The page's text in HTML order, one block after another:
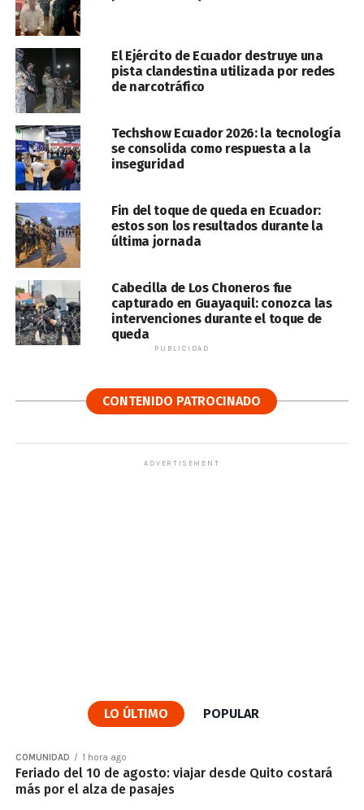
El Ejército de Ecuador destruye una
pista clandestina utilizada por redes
de narcotráfico
Techshow Ecuador 2026: la tecnología
se consolida como respuesta a la
inseguridad
Fin del toque de queda en Ecuador:
estos son los resultados durante la
última jornada
Cabecilla de Los Choneros fue
capturado en Guayaquil: conozca las
intervenciones durante el toque de
queda
PUBLICIDAD
CONTENIDO PATROCINADO
ADVERTISEMENT
LO ÚLTIMO POPULAR
COMUNIDAD 1 hora ago
Feriado del 10 de agosto: viajar desde Quito costará
más por el alza de pasajes